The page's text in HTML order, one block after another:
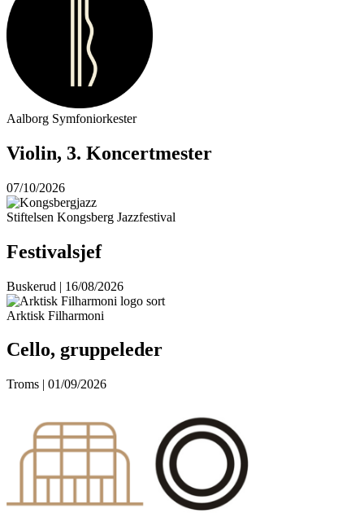
Aalborg Symfoniorkester
Violin, 3. Koncertmester
07/10/2026
Stiftelsen Kongsberg Jazzfestival
Festivalsjef
Buskerud | 16/08/2026
Arktisk Filharmoni
Cello, gruppeleder
Troms | 01/09/2026